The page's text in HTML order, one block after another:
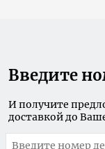
Введите
И получите
доставкой до